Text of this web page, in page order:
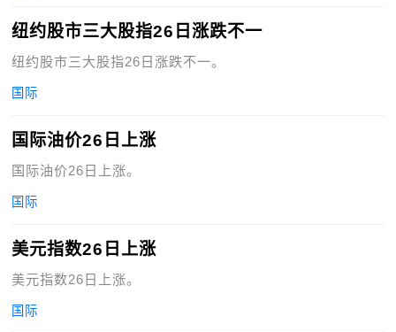
纽约股市三大股指26日涨跌不一
纽约股市三大股指26日涨跌不一。
国际
国际油价26日上涨
国际油价26日上涨。
国际
美元指数26日上涨
美元指数26日上涨。
国际